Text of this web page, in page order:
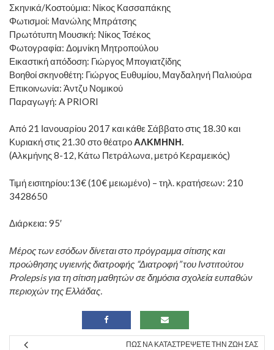
Σκηνικά/Κοστούμια: Νίκος Κασσαπάκης
Φωτισμοί: Μανώλης Μπράτσης
Πρωτότυπη Μουσική: Νίκος Τσέκος
Φωτογραφία: Δομνίκη Μητροπούλου
Εικαστική απόδοση: Γιώργος Μπογιατζίδης
Βοηθοί σκηνοθέτη: Γιώργος Ευθυμίου, Μαγδαληνή Παλιούρα
Επικοινωνία: Άντζυ Νομικού
Παραγωγή: A PRIORI
Από 21 Ιανουαρίου 2017 και κάθε Σάββατο στις 18.30 και
Κυριακή στις 21.30 στο θέατροΑΛΚΜΗΝΗ.
(Αλκμήνης 8-12, Κάτω Πετράλωνα, μετρό Κεραμεικός)
Τιμή εισιτηρίου:13€ (10€ μειωμένο) – τηλ. κρατήσεων: 210
3428650
Διάρκεια: 95′
Μέρος των εσόδων δίνεται στο πρόγραμμα σίτισης και
προώθησης υγιεινής διατροφής “Διατροφή” του Ινστιτούτου
Prolepsis για τη σίτιση μαθητών σε δημόσια σχολεία ευπαθών
περιοχών της Ελλάδας.
ΠΩΣ ΝΑ ΚΑΤΑΣΤΡΈΨΕΤΕ ΤΗΝ ΖΩΉ ΣΑΣ